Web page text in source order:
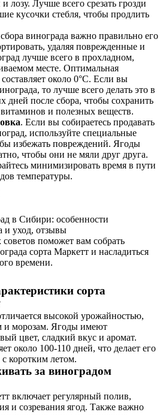
лозу. Лучше всего срезать грозди
кусочки стебля, чтобы продлить
винограда важно правильно его
удаляя поврежденные и
лучше всего в прохладном,
месте. Оптимальная
около 0°C. Если вы
то лучше всего делать это в
дней после сбора, чтобы сохранить
и полезных веществ.
. Если вы собираетесь продавать
используйте специальные
избежать повреждений. Ягоды
чтобы они не мяли друг друга.
минимизировать время в пути
температуры.
в Сибири: особенности
и уход, отзывы
поможет вам собрать
сорта Маркетт и насладиться
времени.
сорта
высокой урожайностью,
и морозам. Ягоды имеют
цвет, сладкий вкус и аромат.
около 100-110 дней, что делает его
коротким летом.
за виноградом
включает регулярный полив,
и созревания ягод. Также важно